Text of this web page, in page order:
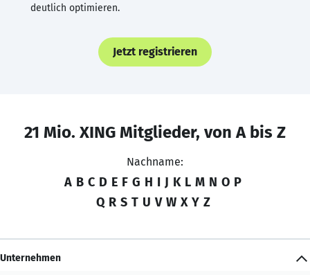
deutlich optimieren.
Jetzt registrieren
21 Mio. XING Mitglieder, von A bis Z
Nachname:
A B C D E F G H I J K L M N O P
Q R S T U V W X Y Z
Unternehmen